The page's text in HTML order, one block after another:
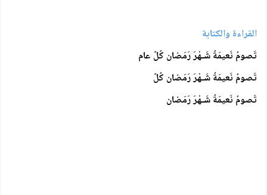
القراءة والكتابة
تَصومُ نَعيمَةُ شَـهْرَ رَمَضان كُلّ عام
تَصومُ نَعيمَةُ شَـهْرَ رَمَضان كُلّ
تَصومُ نَعيمَةُ شَـهْرَ رَمَضان